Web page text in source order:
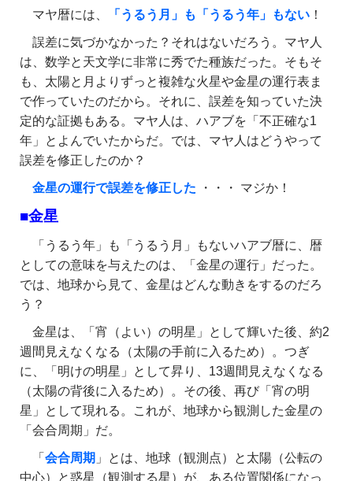
マヤ暦には、 「うるう月」も「うるう年」もない！
誤差に気づかなかった？それはないだろう。マヤ人
は、数学と天文学に非常に秀でた種族だった。そもそ
も、太陽と月よりずっと複雑な火星や金星の運行表ま
で作っていたのだから。それに、誤差を知っていた決
定的な証拠もある。マヤ人は、ハアブを「不正確な1
年」とよんでいたからだ。では、マヤ人はどうやって
誤差を修正したのか？
金星の運行で誤差を修正した ・・・ マジか！
■金星
「うるう年」も「うるう月」もないハアブ暦に、暦
としての意味を与えたのは、「金星の運行」だった。
では、地球から見て、金星はどんな動きをするのだろ
う？
金星は、「宵（よい）の明星」として輝いた後、約2
週間見えなくなる（太陽の手前に入るため）。つぎ
に、「明けの明星」として昇り、13週間見えなくなる
（太陽の背後に入るため）。その後、再び「宵の明
星」として現れる。これが、地球から観測した金星の
「会合周期」だ。
「 会合周期 」とは、地球（観測点）と太陽（公転の
中心）と惑星（観測する星）が、ある位置関係になっ